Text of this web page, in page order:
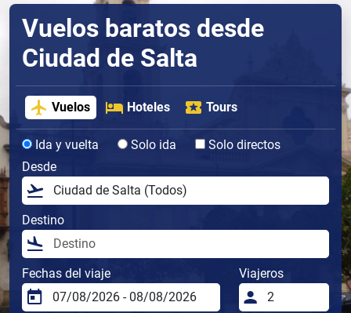
Vuelos baratos desde
Ciudad de Salta
Vuelos Hoteles Tours
Ida y vuelta Solo ida
Solo directos
Desde
Destino
Fechas del viaje Viajeros